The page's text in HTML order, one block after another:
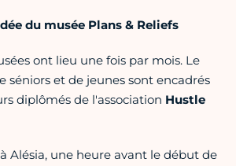
du musée Plans & Reliefs
ont lieu une fois par mois. Le
séniors et de jeunes sont encadrés
diplômés de l'association Hustle
Alésia, une heure avant le début de